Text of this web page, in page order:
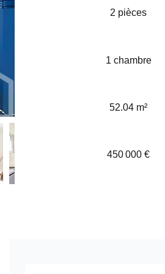
2 pièces
1 chambre
52.04 m²
450 000 €